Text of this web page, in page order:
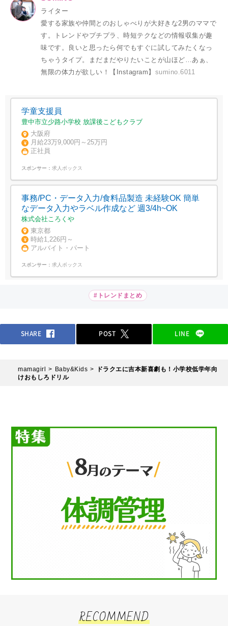
ライター
愛する家族や仲間とのおしゃべりが大好きな2男のママで
す。トレンドやプチプラ、時短テクなどの情報収集が趣
味です。良いと思ったら何でもすぐに試してみたくなっ
ちゃうタイプ。まだまだやりたいことが山ほど…あぁ、
無限の体力が欲しい！【Instagram】 sumino.6011
学童支援員
豊中市立少路小学校 放課後こどもクラブ
大阪府
月給23万9,000円～25万円
正社員
スポンサー： 求人ボックス
事務/PC・データ入力/食料品製造 未経験OK 簡単
なデータ入力やラベル作成など 週3/4h~OK
株式会社ころくや
東京都
時給1,226円～
アルバイト・パート
スポンサー： 求人ボックス
#トレンドまとめ
SHARE POST LINE
mamagirl Baby&Kids
ドラクエに吉本新喜劇も！小学校低学年向
けおもしろドリル
RECOMMEND